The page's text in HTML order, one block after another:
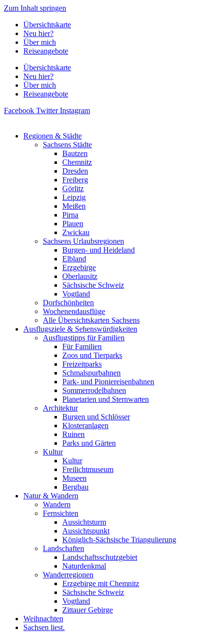
Zum Inhalt springen
Übersichtskarte
Neu hier?
Über mich
Reiseangebote
Übersichtskarte
Neu hier?
Über mich
Reiseangebote
Facebook Twitter Instagram
Regionen & Städte
Sachsens Städte
Bautzen
Chemnitz
Dresden
Freiberg
Görlitz
Leipzig
Meißen
Pirna
Plauen
Zwickau
Sachsens Urlaubsregionen
Burgen- und Heideland
Elbland
Erzgebirge
Oberlausitz
Sächsische Schweiz
Vogtland
Dorfschönheiten
Wochenendausflüge
Alle Übersichtskarten Sachsens
Ausflugsziele & Sehenswürdigkeiten
Ausflugstipps für Familien
Für Familien
Zoos und Tierparks
Freizeitparks
Schmalspurbahnen
Park- und Pioniereisenbahnen
Sommerrodelbahnen
Planetarien und Sternwarten
Architektur
Burgen und Schlösser
Klosteranlagen
Ruinen
Parks und Gärten
Kultur
Kultur
Freilichtmuseum
Museen
Bergbau
Natur & Wandern
Wandern
Fernsichten
Aussichtsturm
Aussichtspunkt
Königlich-Sächsische Triangulierung
Landschaften
Landschaftsschutzgebiet
Naturdenkmal
Wanderregionen
Erzgebirge mit Chemnitz
Sächsische Schweiz
Vogtland
Zittauer Gebirge
Weihnachten
Sachsen liest.